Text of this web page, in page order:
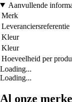
Aanvullende
Merk
Leveranciersreferentie
Kleur
Kleur
Hoeveelheid per
Loading...
Loading...
Al onze